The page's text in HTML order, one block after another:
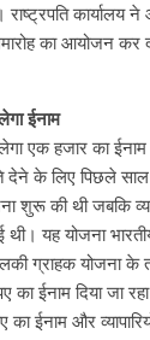
राष्ट्रपति कार्यालय
का आयोजन कर
ईनाम
एक हजार का
देने के लिए पिछले
शुरू की थी जबकि
थी। यह योजना
लकी ग्राहक योजना
का ईनाम दिया जा
ईनाम और